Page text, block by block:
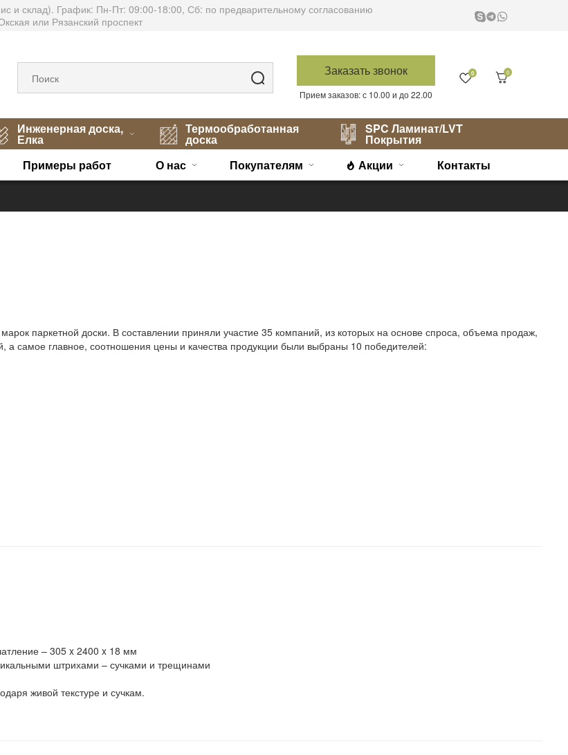
и склад). График: Пн-Пт: 09:00-18:00, Сб: по предварительному согласованию
или Рязанский проспект
Заказать звонок
Прием заказов: с 10.00 и до 22.00
0 0
Инженерная доска,
Елка
Термообработанная
доска
SPC Ламинат/LVT
Покрытия
Примеры работ О нас Покупателям Акции Контакты
паркетной доски. В составлении приняли участие 35 компаний, из которых на основе спроса, объема продаж,
а самое главное, соотношения цены и качества продукции были выбраны 10 победителей:
– 305 x 2400 x 18 мм
штрихами – сучками и трещинами
живой текстуре и сучкам.